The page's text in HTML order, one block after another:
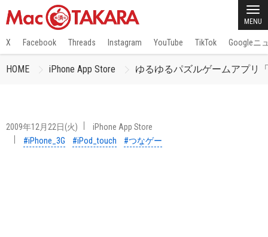
MENU
X Facebook Threads Instagram YouTube TikTok Googleニ
HOME iPhone App Store ゆるゆるパズルゲームアプリ
2009年12月22日(火)
iPhone App Store
#iPhone_3G
#iPod_touch #つなゲー